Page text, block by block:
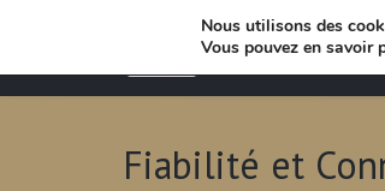
Fiabilité et
Nous utilisons des
Vous pouvez en savoir